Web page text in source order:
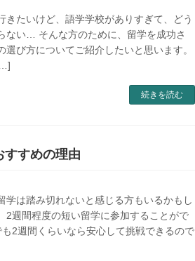
きたいけど、語学学校がありすぎて、どう
ない… そんな方のために、留学を成功さ
び方についてご紹介したいと思います。
続きを読む
すすめの理由
学は踏み切れないと感じる方もいるかもし
2週間程度の短い留学に参加することがで
2週間くらいなら安心して挑戦できるので